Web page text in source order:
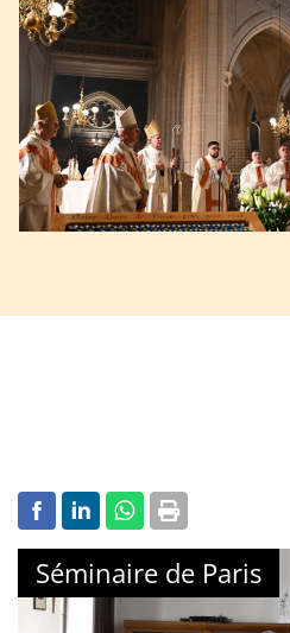
Séminaire de Paris